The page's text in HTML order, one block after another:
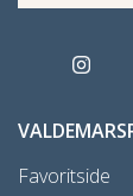
Favoritside